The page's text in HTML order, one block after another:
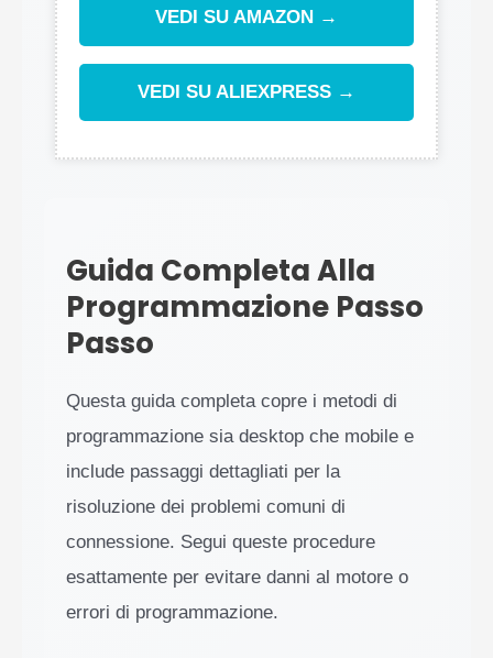
VEDI SU AMAZON →
VEDI SU ALIEXPRESS →
Guida Completa Alla
Programmazione Passo
Passo
Questa guida completa copre i metodi di
programmazione sia desktop che mobile e
include passaggi dettagliati per la
risoluzione dei problemi comuni di
connessione. Segui queste procedure
esattamente per evitare danni al motore o
errori di programmazione.